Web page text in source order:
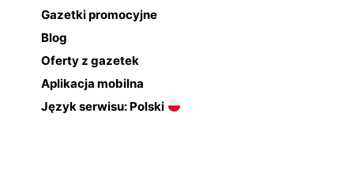
Gazetki promocyjne
Blog
Oferty z gazetek
Aplikacja mobilna
Język serwisu: Polski